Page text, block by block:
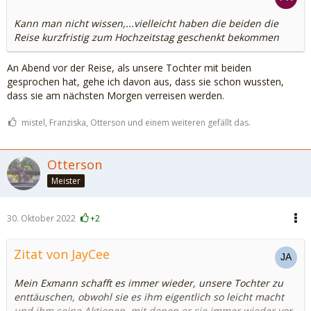
Kann man nicht wissen,...vielleicht haben die beiden die
Reise kurzfristig zum Hochzeitstag geschenkt bekommen
An Abend vor der Reise, als unsere Tochter mit beiden
gesprochen hat, gehe ich davon aus, dass sie schon wussten,
dass sie am nächsten Morgen verreisen werden.
mistel, Franziska, Otterson und einem weiteren gefällt das.
Otterson
Meister
30. Oktober 2022 +2
Zitat von JayCee
Mein Exmann schafft es immer wieder, unsere Tochter zu
enttäuschen, obwohl sie es ihm eigentlich so leicht macht